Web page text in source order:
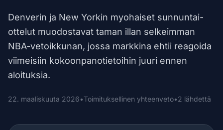
Denverin ja New Yorkin myohaiset sunnuntai-
ottelut muodostavat taman illan selkeimman
NBA-vetoikkunan, jossa markkina ehtii reagoida
viimeisiin kokoonpanotietoihin juuri ennen
aloituksia.
22. maaliskuuta 2026•Toimituksellinen yhteenveto•2 lähdettä